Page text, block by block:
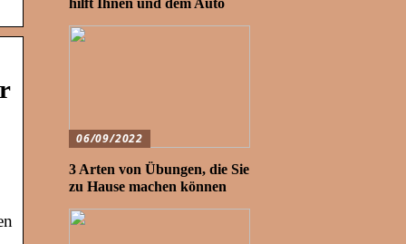
hilft Ihnen und dem Auto
06/09/2022
3 Arten von Übungen, die Sie
zu Hause machen können